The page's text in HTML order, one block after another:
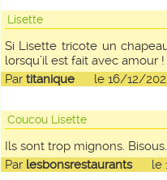
Lisette
Si Lisette tricote un
lorsqu’il est fait avec amour !
Par titaniquele 16/12/2025
Coucou Lisette
Ils sont trop mignons. Bisous.
Par lesbonsrestaurantsle